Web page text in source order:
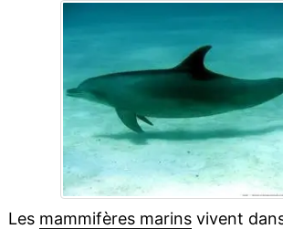
Les mammifères marinsvivent